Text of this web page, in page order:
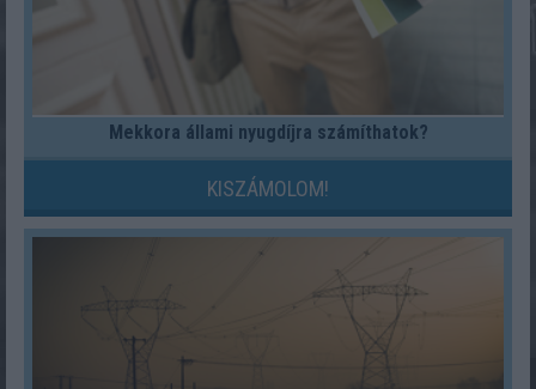
Mekkora állami nyugdíjra számíthatok?
KISZÁMOLOM!